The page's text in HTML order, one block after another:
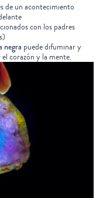
de un acontecimiento
con los padres
negra puede difuminar y
corazón y la mente.